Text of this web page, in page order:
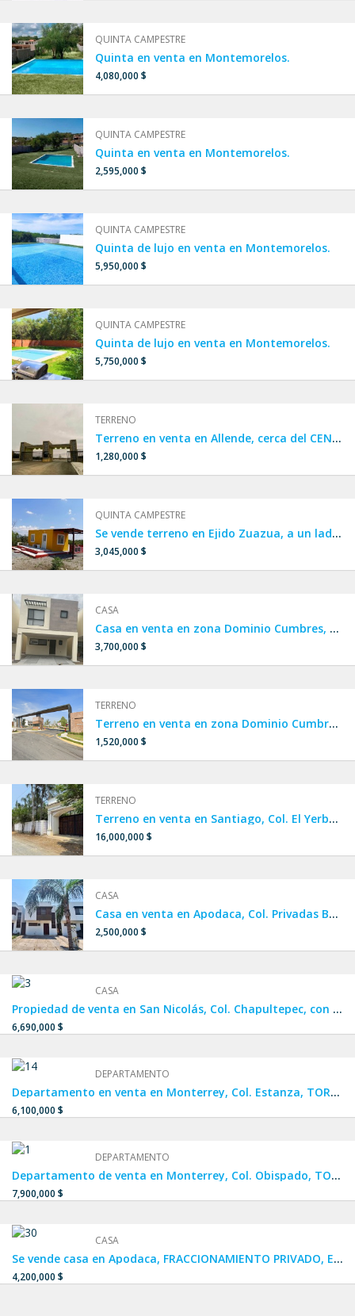
QUINTA CAMPESTRE
Quinta en venta en Montemorelos.
4,080,000 $
QUINTA CAMPESTRE
Quinta en venta en Montemorelos.
2,595,000 $
QUINTA CAMPESTRE
Quinta de lujo en venta en Montemorelos.
5,950,000 $
QUINTA CAMPESTRE
Quinta de lujo en venta en Montemorelos.
5,750,000 $
TERRENO
Terreno en venta en Allende, cerca del CENTRO DE ALLENDE, terreno en venta en Privada
1,280,000 $
QUINTA CAMPESTRE
Se vende terreno en Ejido Zuazua, a un lado de Portal del Norte, Real de Palmas y Carrizalejo.
3,045,000 $
CASA
Casa en venta en zona Dominio Cumbres, Col. Ferrera Residencial, FRACCIONAMIENTO PRIVADO a un lado de Cumbres La Rioja y Privalia Cumbres.
3,700,000 $
TERRENO
Terreno en venta en zona Dominio Cumbres, Col. Montecinos Residencial, cerca de PRIVALIA CUMBRES Y CUMBRES LA RIOJA en García.
1,520,000 $
TERRENO
Terreno en venta en Santiago, Col. El Yerbaniz, un lado de El Barrial, Los Rodríguez, La Boca y Huajuquito.
16,000,000 $
CASA
Casa en venta en Apodaca, Col. Privadas Borneo, a un lado de APODACA CENTRO, Crystal Lagoon y Dream Lagoons.
2,500,000 $
CASA
Propiedad de venta en San Nicolás, Col. Chapultepec, con ubicación privilegiada a una calle de Av. Central, una calle y media de Av. Cristina Larralde y a dos calles de Av. Juan Pablo II.
6,690,000 $
DEPARTAMENTO
Departamento en venta en Monterrey, Col. Estanza, TORRE ALTANA, con ubicación privilegiada a unos metros de la Carretera Nacional, a 5 min de Campus UANL Mederos, cerca de Pueblo Serena y Plaza Esfera.
6,100,000 $
DEPARTAMENTO
Departamento de venta en Monterrey, Col. Obispado, TORRE TOP, cuenta con una ubicación privilegiada en el centro de Monterrey y cuenta con entrada y salida desde Av. Constitución y calle Hidalgo.
7,900,000 $
CASA
Se vende casa en Apodaca, FRACCIONAMIENTO PRIVADO, Estancias Valle de Plata 3, de muy fácil acceso a Av. Concordia, Av. Antiguo Camino a Santo Domingo y Santa Rosa – Mezquital.
4,200,000 $